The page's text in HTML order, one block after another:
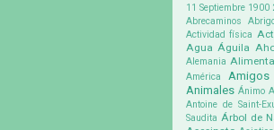
11 Septiembre 1900
Abrecaminos
Actividad física
Agua Águila
Alemania
América Amigos
Animales Ánimo
Antoine de Saint-
Saudita Árbol de